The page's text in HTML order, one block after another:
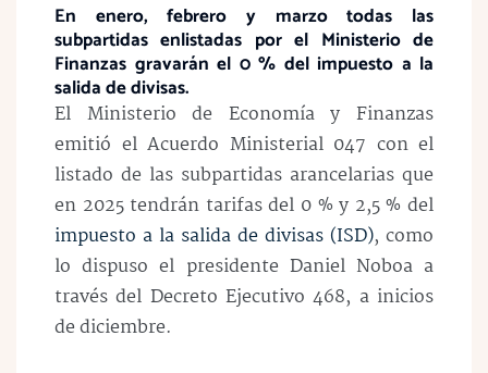
En enero, febrero y marzo todas las
subpartidas enlistadas por el Ministerio de
Finanzas gravarán el 0 % del impuesto a la
salida de divisas.
El Ministerio de Economía y Finanzas
emitió el Acuerdo Ministerial 047 con el
listado de las subpartidas arancelarias que
en 2025 tendrán tarifas del 0 % y 2,5 % del
impuesto a la salida de divisas (ISD), como
lo dispuso el presidente Daniel Noboa a
través del Decreto Ejecutivo 468, a inicios
de diciembre.